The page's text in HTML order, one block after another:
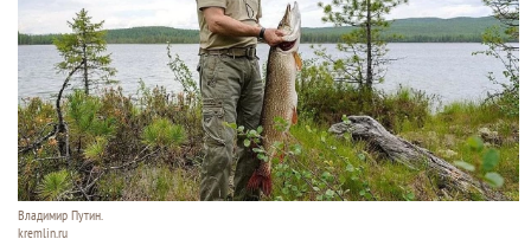
Владимир Путин.
kremlin.ru